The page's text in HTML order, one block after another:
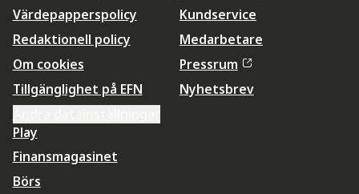
Värdepapperspolicy
Redaktionell policy
Om cookies
Tillgänglighet på EFN
Kundservice
Medarbetare
Pressrum
Nyhetsbrev
Play
Finansmagasinet
Börs